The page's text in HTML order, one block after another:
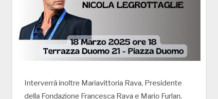
Interverrà inoltre Mariavittoria Rava, Presidente
della Fondazione Francesca Rava e Mario Furlan,